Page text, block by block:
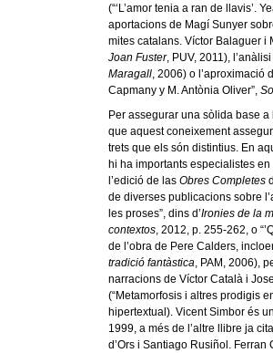
(“‘L’amor tenia a ran de llavis’.
aportacions de Magí Sunyer
mites catalans. Víctor Balaguer i
Joan Fuster, PUV, 2011),
Maragall , 2006) o
Capmany y M. Antònia Oliver”,
Per assegurar una sòlida base
que aquest coneixement
trets que els són distintius. En
hi ha importants especialistes
l’edició de las Obres Completes
de diverses publicacions sobre
les proses”, dins d’Ironies de la
contextos, 2012, p. 255-262, o
de l’obra de Pere Calders,
tradició fantàstica, PAM, 2006),
narracions de Víctor Català i
(“Metamorfosis i altres prodigis
hipertextual). Vicent Simbor és
1999, a més de l’altre llibre ja
d’Ors i Santiago Rusiñol.